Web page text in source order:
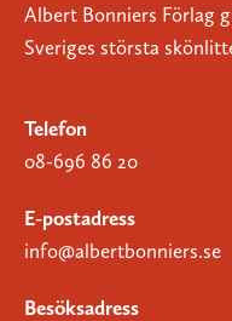
Albert Bonniers Förlag
Sveriges största
Telefon
08-696 86 20
E-postadress
info@albertbonniers.se
Besöksadress